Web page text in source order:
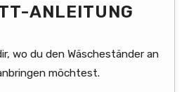
ANLEITUNG
wo du den Wäscheständer an
möchtest.